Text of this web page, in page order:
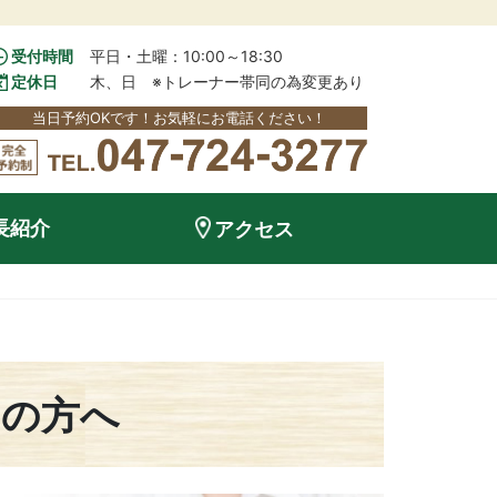
受付時間
平日・土曜：10:00～18:30
定休日
木、日　※トレーナー帯同の為変更あり
当日予約OKです！お気軽にお電話ください！
紹介 アクセス
方へ